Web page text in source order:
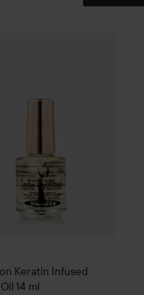
Keratin Infused
14 ml